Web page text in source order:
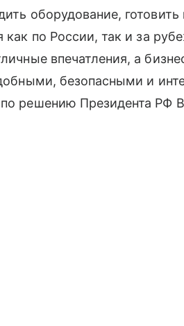
оборудование,
как по России, так и за
впечатления, а
безопасными и
решению Президента РФ